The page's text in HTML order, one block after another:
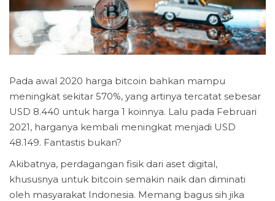
Pada awal 2020 harga bitcoin bahkan mampu
meningkat sekitar 570%, yang artinya tercatat sebesar
USD 8.440 untuk harga 1 koinnya. Lalu pada Februari
2021, harganya kembali meningkat menjadi USD
48.149. Fantastis bukan?
Akibatnya, perdagangan fisik dari aset digital,
khususnya untuk bitcoin semakin naik dan diminati
oleh masyarakat Indonesia. Memang bagus sih jika